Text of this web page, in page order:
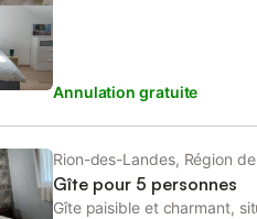
Annulation gratuite
Rion-des-Landes, Région
Gîte pour 5 personnes
Gîte paisible et charmant,